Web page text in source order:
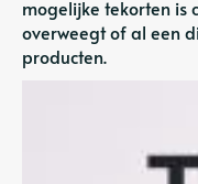
mogelijke tekorten is
overweegt of al een
producten.